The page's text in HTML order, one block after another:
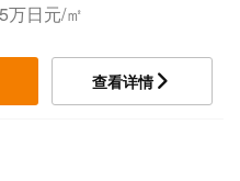
万日元/㎡
查看详情